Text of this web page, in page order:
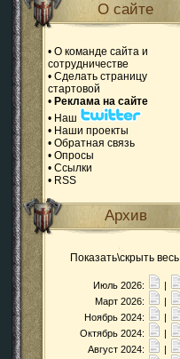
О сайте
• О команде сайта и
сотрудничестве
• Сделать страницу
стартовой
• Реклама на сайте
• Наш
• Наши проекты
• Обратная связь
• Опросы
• Ссылки
• RSS
Архив
Показать\скрыть весь
Июль 2026:
|
Март 2026:
|
Ноябрь 2024:
|
Октябрь 2024:
|
Август 2024:
|